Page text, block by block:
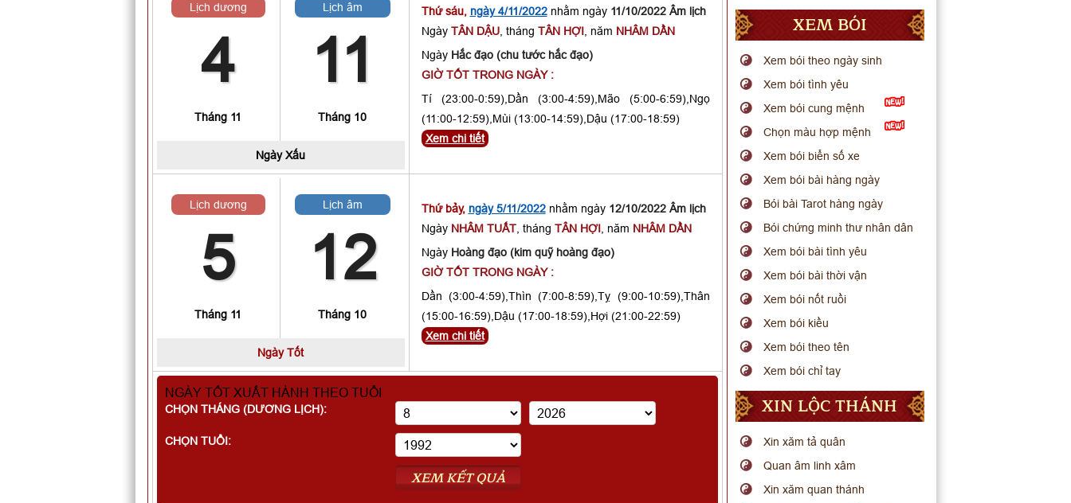
Lịch dương
4
Tháng 11
Lịch âm
11
Tháng 10
Ngày Xấu
Thứ sáu, ngày 4/11/2022nhằm ngày 11/10/2022 Âm lịch
Ngày TÂN DẬU, tháng TÂN HỢI , năm NHÂM DẦN
Ngày Hắc đạo (chu tước hắc đạo)
GIỜ TỐT TRONG NGÀY :
Tí (23:00-0:59),Dần (3:00-4:59),Mão (5:00-6:59),Ngọ
(11:00-12:59),Mùi (13:00-14:59),Dậu (17:00-18:59)
Xem chi tiết
Lịch dương
5
Tháng 11
Lịch âm
12
Tháng 10
NgàyTốt
Thứ bảy, ngày 5/11/2022nhằm ngày 12/10/2022 Âm lịch
Ngày NHÂM TUẤT, tháng TÂN HỢI , năm NHÂM DẦN
Ngày Hoàng đạo (kim quỹ hoàng đạo)
GIỜ TỐT TRONG NGÀY :
Dần (3:00-4:59),Thìn (7:00-8:59),Tỵ (9:00-10:59),Thân
(15:00-16:59),Dậu (17:00-18:59),Hợi (21:00-22:59)
Xem chi tiết
NGÀY TỐT XUẤT HÀNH THEO TUỔI
CHỌN THÁNG (DƯƠNG LỊCH):
CHỌN TUỔI:
XEM KẾT QUẢ
XEM BÓI
Xem bói theo ngày sinh
Xem bói tình yêu
Xem bói cung mệnh
Chọn màu hợp mệnh
Xem bói biển số xe
Xem bói bài hàng ngày
Bói bài Tarot hàng ngày
Bói chứng minh thư nhân dân
Xem bói bài tình yêu
Xem bói bài thời vận
Xem bói nốt ruồi
Xem bói kiều
Xem bói theo tên
Xem bói chỉ tay
XIN LỘC THÁNH
Xin xăm tả quân
Quan âm linh xâm
Xin xăm quan thánh